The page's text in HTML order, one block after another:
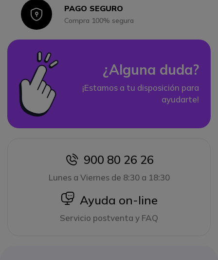
IconPAGO SEGURO
Compra 100% segura
¿Alguna duda?
¡Estamos a tu disposición para
ayudarte!
icon
900 80 26 26
Lunes a Viernes de 8:30 a 18:30
icon
Ayuda on-line
Servicio postventa y FAQ